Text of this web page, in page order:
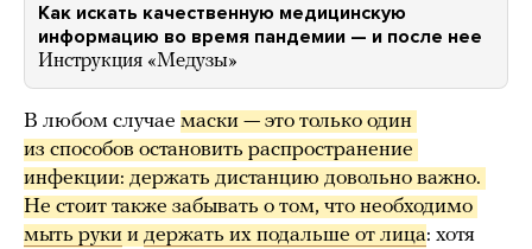
Как искать качественную медицинскую
информацию во время пандемии — и после нее
Инструкция «Медузы»
В любом случае маски — это только один
из способов остановить распространение
инфекции: держать дистанцию довольно важно.
мыть руки и держать их подальше от лица: хотя